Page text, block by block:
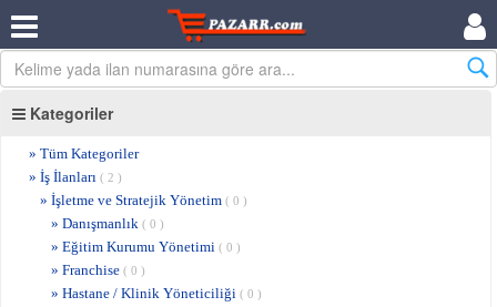
Kategoriler
» Tüm Kategoriler
» İş İlanları ( 2 )
» İşletme ve Stratejik Yönetim ( 0 )
» Danışmanlık ( 0 )
» Eğitim Kurumu Yönetimi ( 0 )
» Franchise ( 0 )
» Hastane / Klinik Yöneticiliği ( 0 )